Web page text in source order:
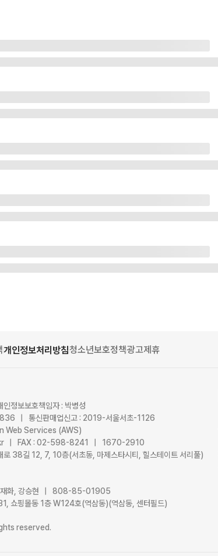
개인정보처리방침청소년보호정책광고제휴
정보보호책임자 : 박병성
| 통신판매업신고 : 2019-서울서초-1126
Web Services (AWS)
| FAX : 02-598-8241 | 1670-2910
로 38길 12, 7, 10층(서초동, 마제스타시티, 힐스테이트 서리풀)
재화, 강승현 | 808-85-01905
쇼핑몰동 1층 W124호(역삼동)(역삼동, 센터필드)
reserved.